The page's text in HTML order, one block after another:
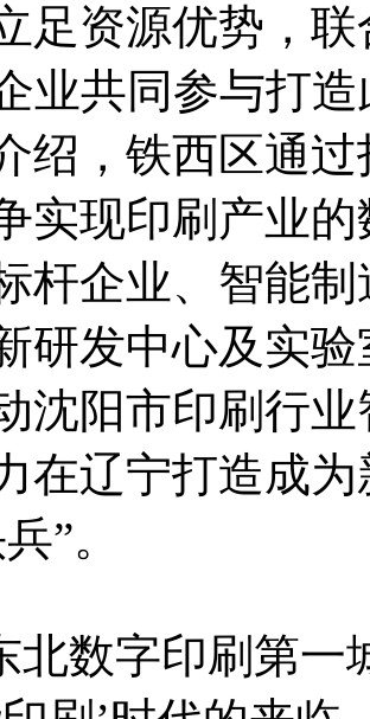
足资源优势，
业共同参与打
绍，铁西区通
实现印刷产业
杆企业、智能
研发中心及实
沈阳市印刷行
在辽宁打造成
”。
数字印刷第一